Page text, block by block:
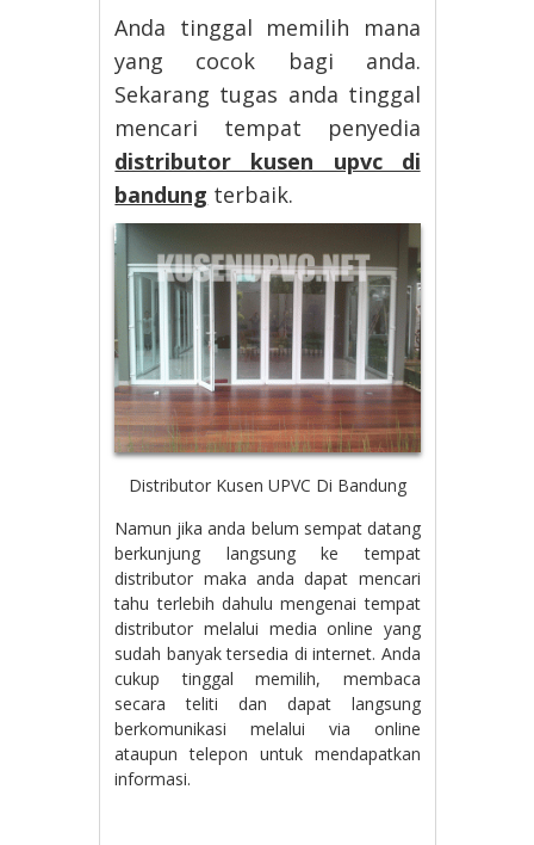
Anda tinggal memilih mana
yang cocok bagi anda.
Sekarang tugas anda tinggal
mencari tempat penyedia
distributor kusen upvc di
bandung terbaik.
Distributor Kusen UPVC Di Bandung
Namun jika anda belum sempat datang
berkunjung langsung ke tempat
distributor maka anda dapat mencari
tahu terlebih dahulu mengenai tempat
distributor melalui media online yang
sudah banyak tersedia di internet. Anda
cukup tinggal memilih, membaca
secara teliti dan dapat langsung
berkomunikasi melalui via online
ataupun telepon untuk mendapatkan
informasi.